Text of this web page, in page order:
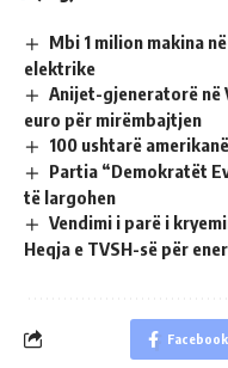
Mbi 1 milion makina
elektrike
Anijet-gjeneratorë në
euro për mirëmbajtjen
100 ushtarë
Partia “Demokratët
të largohen
Vendimi i parë i
Heqja e TVSH-së për
Facebook